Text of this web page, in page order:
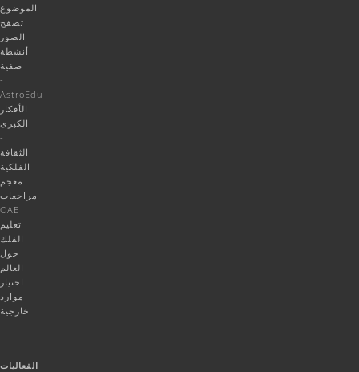
الموضوع
تصفح
الصور
أنشطة
صفية
-
AstroEdu
الأفكار
الكبرى
-
الثقافة
الفلكية
معجم
مراجعات
OAE
تعليم
الفلك
حول
العالم
اختيار
موارد
خارجية
الفعاليات